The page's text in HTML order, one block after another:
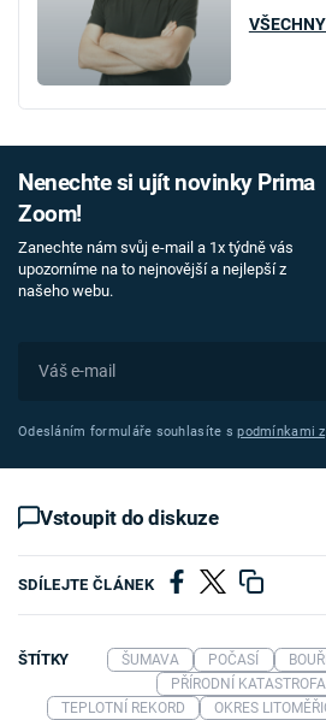
Nenechte si ujít novinky Prima
Zoom!
Zanechte nám svůj e-mail a 1x týdně vás
upozorníme na to nejnovější a nejlepší z
našeho webu.
Odesláním formuláře souhlasíte spodmínkami
Vstoupit do diskuze
SDÍLEJTE ČLÁNEK
ŠTÍTKY ŠUMAVA POČASÍ
PŘÍRODNÍ KATASTROFA
TEPLOTNÍ REKORD
OKRES